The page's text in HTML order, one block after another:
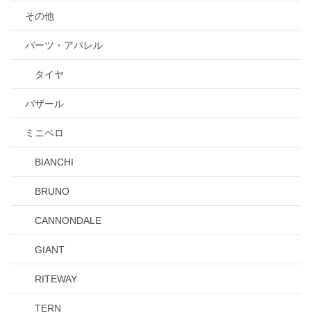
その他
パーツ・アパレル
タイヤ
バザール
ミニベロ
BIANCHI
BRUNO
CANNONDALE
GIANT
RITEWAY
TERN